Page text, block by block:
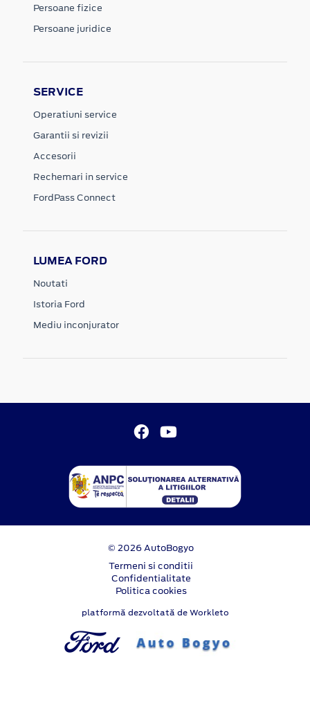
Persoane fizice
Persoane juridice
SERVICE
Operatiuni service
Garantii si revizii
Accesorii
Rechemari in service
FordPass Connect
LUMEA FORD
Noutati
Istoria Ford
Mediu inconjurator
© 2026 AutoBogyo
Termeni si conditii
Confidentialitate
Politica cookies
platformă dezvoltată de Workleto